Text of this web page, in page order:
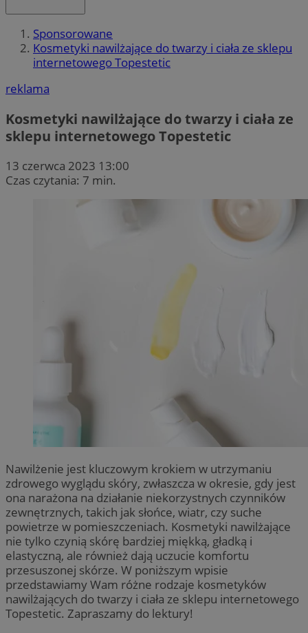
Sponsorowane
Kosmetyki nawilżające do twarzy i ciała ze sklepu
internetowego Topestetic
reklama
Kosmetyki nawilżające do twarzy i ciała ze
sklepu internetowego Topestetic
13 czerwca 2023 13:00
Czas czytania: 7 min.
Nawilżenie jest kluczowym krokiem w utrzymaniu
zdrowego wyglądu skóry, zwłaszcza w okresie, gdy jest
ona narażona na działanie niekorzystnych czynników
zewnętrznych, takich jak słońce, wiatr, czy suche
powietrze w pomieszczeniach. Kosmetyki nawilżające
nie tylko czynią skórę bardziej miękką, gładką i
elastyczną, ale również dają uczucie komfortu
przesuszonej skórze. W poniższym wpisie
przedstawiamy Wam różne rodzaje kosmetyków
nawilżających do twarzy i ciała ze sklepu internetowego
Topestetic. Zapraszamy do lektury!